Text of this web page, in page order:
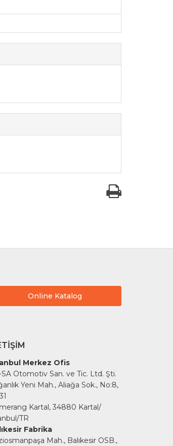
Online Katalog
Merkez Ofis
SA Otomotiv San. ve Tic. Ltd. Şti.
Yeni Mah., Aliağa Sok., No:8,
Kartal, 34880 Kartal/
TR
Fabrika
Mah., Balıkesir OSB.,